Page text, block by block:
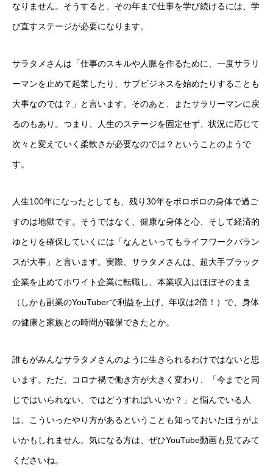
なりません。そうすると、その年まで仕事を学び続けるには、学
び直すステージが必要になります。
サラタメさんは「仕事のスキルや人脈を作るために、一度サラリ
ーマンを止めて起業したり、サブビジネスを始めたりすることも
大事なのでは？」と言います。そのあと、またサラリーマンに戻
るのもあり。つまり、人生のステージを固定せず、状況に応じて
次々と変えていく柔軟さが必要なのでは？ということのようで
す。
人生100年になったとしても、残り30年をボロボロの身体で過ご
すのは地獄です。そうではなく、健康な身体と心、そして経済的
ゆとりを確保していくには「なんといってもライフワークバラン
スが大事」と言います。実際、サラタメさんは、超大手ブラック
企業を止めてホワイト企業に転職し、本業収入はほぼそのまま
（しかも副業のYouTuberで利益を上げ、年収は2倍！）で、身体
の健康と家族との時間が確保できたとか。
誰もがみんなサラタメさんのように生きられるわけではないと思
います。ただ、コロナ禍で働き方が大きく変わり、「今までと同
じではいられない、ではどうすればいいか？」と悩んでいる人
は、こういったやり方があるということも知っておいたほうがよ
いかもしれません。気になる方は、ぜひYouTube動画も見てみて
くださいね。